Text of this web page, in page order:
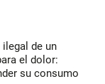
de un
el dolor:
su consumo